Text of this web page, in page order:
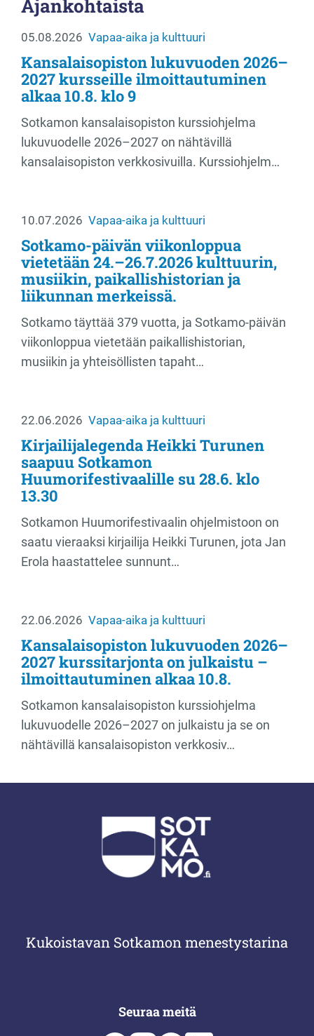
Ajankohtaista
05.08.2026 Vapaa-aika ja kulttuuri
Kansalaisopiston lukuvuoden 2026–
2027 kursseille ilmoittautuminen
alkaa 10.8. klo 9
Sotkamon kansalaisopiston kurssiohjelma
lukuvuodelle 2026–2027 on nähtävillä
kansalaisopiston verkkosivuilla. Kurssiohjelm…
10.07.2026 Vapaa-aika ja kulttuuri
Sotkamo-päivän viikonloppua
vietetään 24.–26.7.2026 kulttuurin,
musiikin, paikallishistorian ja
liikunnan merkeissä.
Sotkamo täyttää 379 vuotta, ja Sotkamo-päivän
viikonloppua vietetään paikallishistorian,
musiikin ja yhteisöllisten tapaht…
22.06.2026 Vapaa-aika ja kulttuuri
Kirjailijalegenda Heikki Turunen
saapuu Sotkamon
Huumorifestivaalille su 28.6. klo
13.30
Sotkamon Huumorifestivaalin ohjelmistoon on
saatu vieraaksi kirjailija Heikki Turunen, jota Jan
Erola haastattelee sunnunt…
22.06.2026 Vapaa-aika ja kulttuuri
Kansalaisopiston lukuvuoden 2026–
2027 kurssitarjonta on julkaistu –
ilmoittautuminen alkaa 10.8.
Sotkamon kansalaisopiston kurssiohjelma
lukuvuodelle 2026–2027 on julkaistu ja se on
nähtävillä kansalaisopiston verkkosiv…
Kukoistavan Sotkamon menestystarina
Seuraa meitä